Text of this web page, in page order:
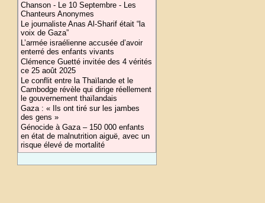
Chanson - Le 10 Septembre - Les
Chanteurs Anonymes
Le journaliste Anas Al-Sharif était “la
voix de Gaza”
L’armée israélienne accusée d’avoir
enterré des enfants vivants
Clémence Guetté invitée des 4 vérités
ce 25 août 2025
Le conflit entre la Thaïlande et le
Cambodge révèle qui dirige réellement
le gouvernement thaïlandais
Gaza : « Ils ont tiré sur les jambes
des gens »
Génocide à Gaza – 150 000 enfants
en état de malnutrition aiguë, avec un
risque élevé de mortalité